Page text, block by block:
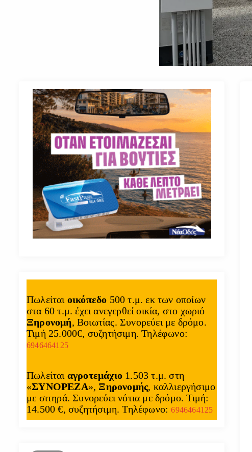
Πωλείται οικόπεδο 500 τ.μ. εκ των οποίων
στα 60 τ.μ. έχει ανεγερθεί οικία, στο χωριό
Ξηρονομή, Βοιωτίας. Συνορεύει με δρόμο.
Τιμή 25.000€, συζητήσιμη. Τηλέφωνο:
6946464125
Πωλείται αγροτεμάχιο 1.503 τ.μ. στη
«ΣΥΝΟΡΕΖΑ», Ξηρονομής, καλλιεργήσιμο
με σιτηρά. Συνορεύει νότια με δρόμο. Τιμή:
14.500 €, συζητήσιμη. Τηλέφωνο:6946464125